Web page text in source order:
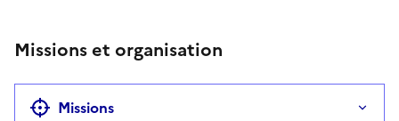
Missions et organisation
Missions